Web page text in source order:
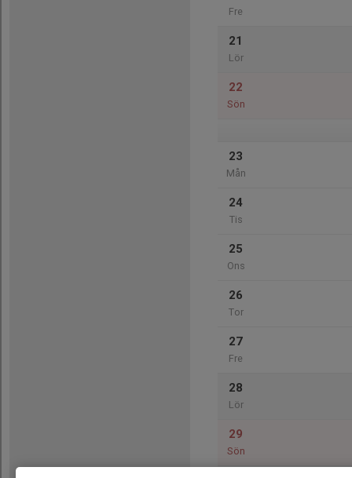
Fre
21
Lör
22
Sön
23
Mån
24
Tis
25
Ons
26
Tor
27
Fre
28
Lör
29
Sön